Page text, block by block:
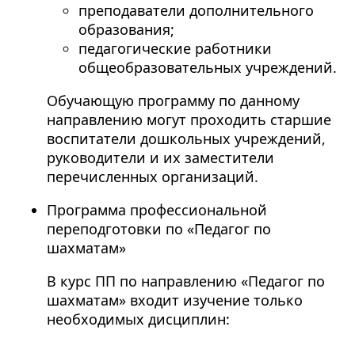
преподаватели дополнительного
образования;
педагогические работники
общеобразовательных учреждений.
Обучающую программу по данному
направлению могут проходить старшие
воспитатели дошкольных учреждений,
руководители и их заместители
перечисленных организаций.
Программа профессиональной
переподготовки по «Педагог по
шахматам»
В курс ПП по направлению «Педагог по
шахматам» входит изучение только
необходимых дисциплин: